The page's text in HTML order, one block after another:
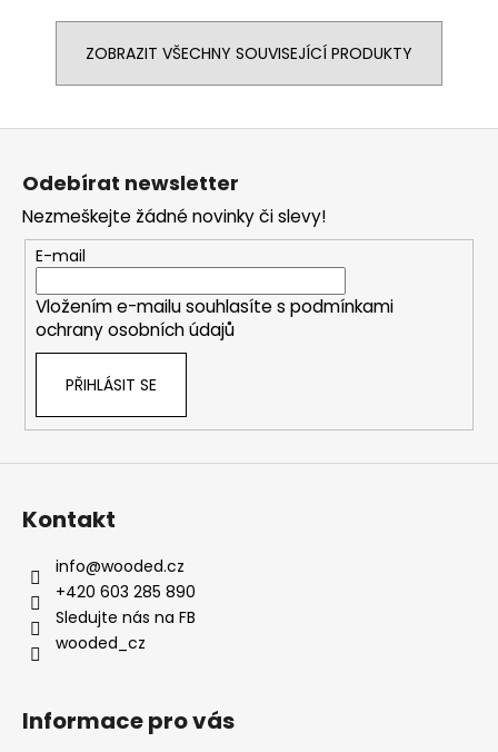
ZOBRAZIT VŠECHNY SOUVISEJÍCÍ PRODUKTY
Odebírat newsletter
Nezmeškejte žádné novinky či slevy!
E-mail
Vložením e-mailu souhlasíte s podmínkami
ochrany osobních údajů
PŘIHLÁSIT SE
Kontakt
info@wooded.cz
+420 603 285 890
Sledujte nás na FB
wooded_cz
Informace pro vás